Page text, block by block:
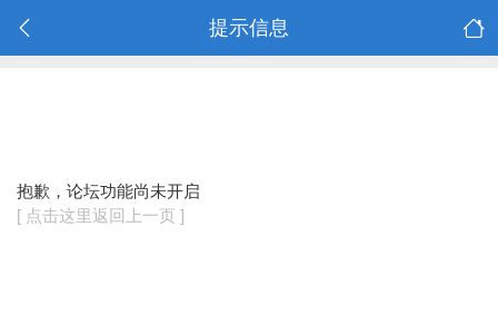
提示信息
抱歉，论坛功能尚未开启
[ 点击这里返回上一页 ]